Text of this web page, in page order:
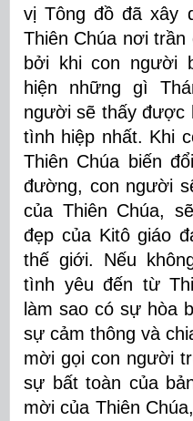
vị Tông đồ đã xây
Thiên Chúa nơi trần
bởi khi con người
hiện những gì
người sẽ thấy được
tình hiệp nhất. Khi
Thiên Chúa biến
đường, con người
của Thiên Chúa,
đẹp của Kitô giáo
thế giới. Nếu
tình yêu đến từ
làm sao có sự hòa
sự cảm thông và
mời gọi con người
sự bất toàn của
mời của Thiên